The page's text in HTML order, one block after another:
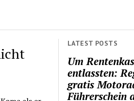
LATEST POSTS
Um
entlassten:
gratis
Führerschein